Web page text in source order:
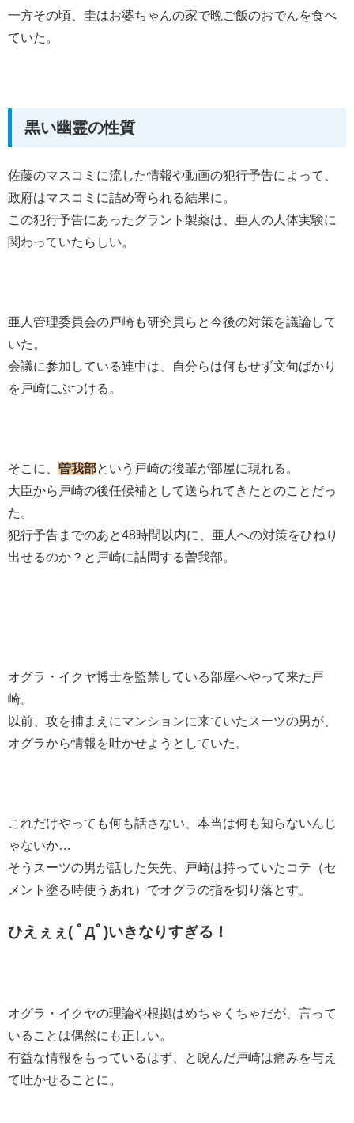
一方その頃、圭はお婆ちゃんの家で晩ご飯のおでんを食べ
ていた。
黒い幽霊の性質
佐藤のマスコミに流した情報や動画の犯行予告によって、
政府はマスコミに詰め寄られる結果に。
この犯行予告にあったグラント製薬は、亜人の人体実験に
関わっていたらしい。
亜人管理委員会の戸崎も研究員らと今後の対策を議論して
いた。
会議に参加している連中は、自分らは何もせず文句ばかり
を戸崎にぶつける。
そこに、 曽我部という戸崎の後輩が部屋に現れる。
大臣から戸崎の後任候補として送られてきたとのことだっ
た。
犯行予告までのあと48時間以内に、亜人への対策をひねり
出せるのか？と戸崎に詰問する曽我部。
オグラ・イクヤ博士を監禁している部屋へやって来た戸
崎。
以前、攻を捕まえにマンションに来ていたスーツの男が、
オグラから情報を吐かせようとしていた。
これだけやっても何も話さない、本当は何も知らないんじ
ゃないか…
そうスーツの男が話した矢先、戸崎は持っていたコテ（セ
メント塗る時使うあれ）でオグラの指を切り落とす。
ひえぇぇ( ﾟДﾟ)いきなりすぎる！
オグラ・イクヤの理論や根拠はめちゃくちゃだが、言って
いることは偶然にも正しい。
有益な情報をもっているはず、と睨んだ戸崎は痛みを与え
て吐かせることに。